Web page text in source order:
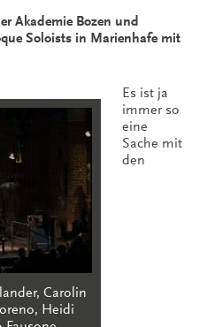
Akademie Bozen und
Soloists in Marienhafe mit
Carolin
Heidi
Es ist ja
immer so
eine
Sache mit
den